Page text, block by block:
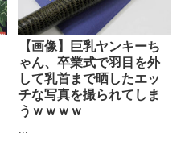
【画像】巨乳ヤンキーち
ゃん、卒業式で羽目を外
して乳首まで晒したエッ
チな写真を撮られてしま
うｗｗｗｗ